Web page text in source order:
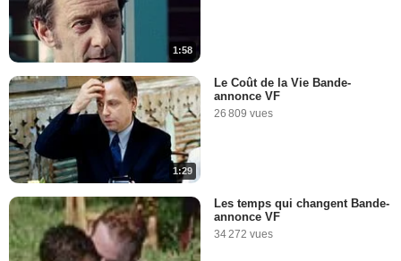
1:58
1:29
Le Coût de la Vie Bande-
annonce VF
26 809 vues
Les temps qui changent Bande-
annonce VF
34 272 vues